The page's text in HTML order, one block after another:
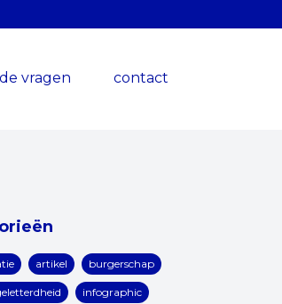
vragen contact
artikel burgerschap
infographic